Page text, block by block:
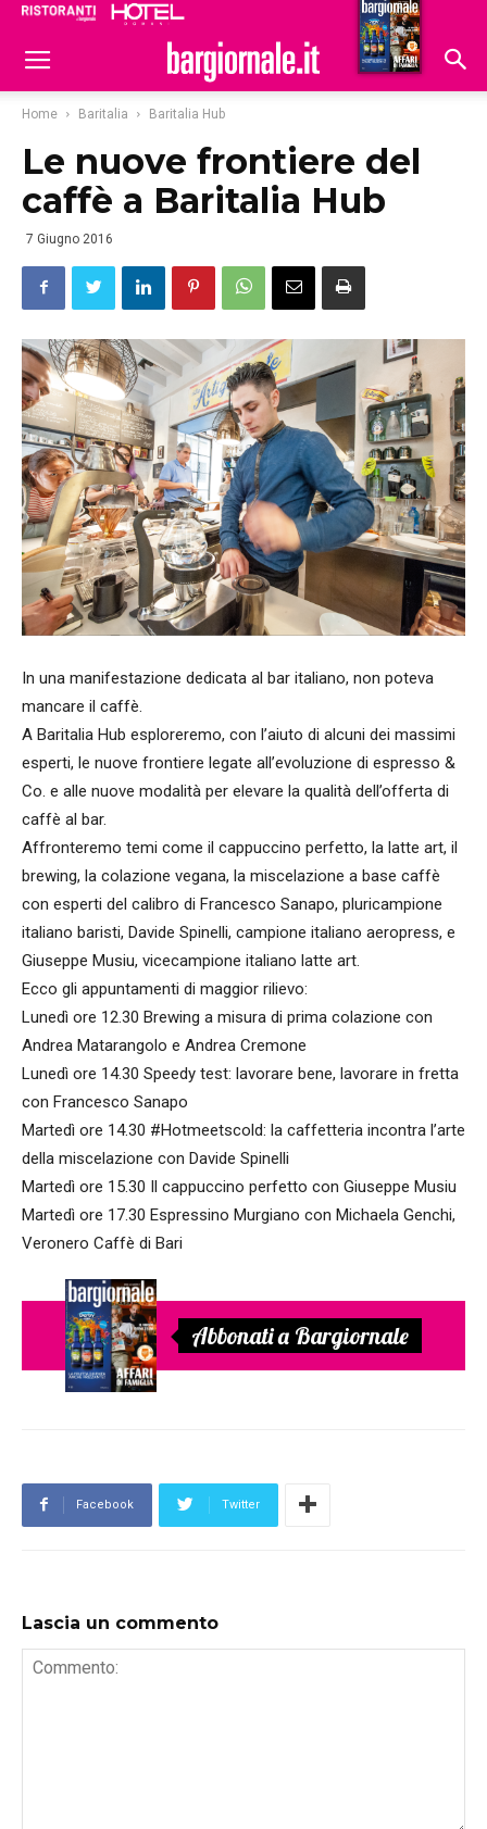
Hoteldomani
Home Baritalia Baritalia Hub
Le nuove frontiere del
caffè a Baritalia Hub
7 Giugno 2016
In una manifestazione dedicata al bar italiano, non poteva
mancare il caffè.
A Baritalia Hub esploreremo, con l’aiuto di alcuni dei massimi
esperti, le nuove frontiere legate all’evoluzione di espresso &
Co. e alle nuove modalità per elevare la qualità dell’offerta di
caffè al bar.
Affronteremo temi come il cappuccino perfetto, la latte art, il
brewing, la colazione vegana, la miscelazione a base caffè
con esperti del calibro di Francesco Sanapo, pluricampione
italiano baristi, Davide Spinelli, campione italiano aeropress, e
Giuseppe Musiu, vicecampione italiano latte art.
Ecco gli appuntamenti di maggior rilievo:
Lunedì ore 12.30 Brewing a misura di prima colazione con
Andrea Matarangolo e Andrea Cremone
Lunedì ore 14.30 Speedy test: lavorare bene, lavorare in fretta
con Francesco Sanapo
Martedì ore 14.30 #Hotmeetscold: la caffetteria incontra l’arte
della miscelazione con Davide Spinelli
Martedì ore 15.30 Il cappuccino perfetto con Giuseppe Musiu
Martedì ore 17.30 Espressino Murgiano con Michaela Genchi,
Veronero Caffè di Bari
Abbonati a Bargiornale
Facebook Twitter
Lascia un commento